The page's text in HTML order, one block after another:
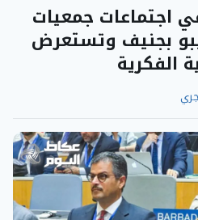
اجتماعات جمعيات
بجنيف وتستعرض
الفكرية